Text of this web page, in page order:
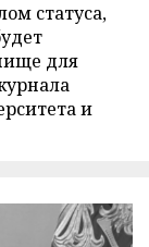
статуса,
для
и